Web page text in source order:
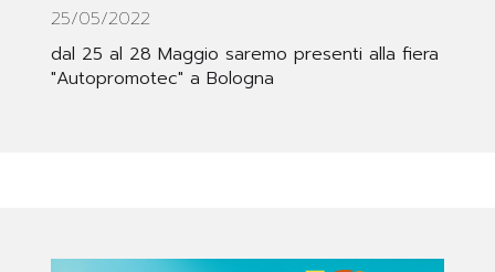
25/05/2022
dal 25 al 28 Maggio saremo presenti alla fiera
"Autopromotec" a Bologna